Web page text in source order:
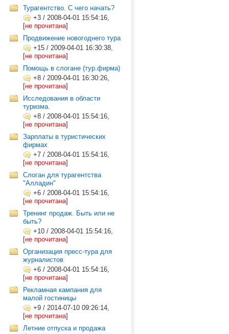
Турагентство. С чего начать?
+3 / 2008-04-01 15:54:16,
[не прочитана]
Продвижение новогоднего тура
+15 / 2009-04-01 16:30:38,
[не прочитана]
Помощь в слогане (тур.фирма)
+8 / 2009-04-01 16:30:26,
[не прочитана]
Исследования в области
туризма.
+8 / 2008-04-01 15:54:16,
[не прочитана]
Зарплаты в туристических
фирмах
+7 / 2008-04-01 15:54:16,
[не прочитана]
Слоган для турагентства
"Алладин"
+6 / 2008-04-01 15:54:16,
[не прочитана]
Тренинг продаж. Быть или не
быть?
+10 / 2008-04-01 15:54:16,
[не прочитана]
Организация пресс-тура для
журналистов
+6 / 2008-04-01 15:54:16,
[не прочитана]
Рекламная кампания для
малой гостиницы
+9 / 2014-07-10 09:26:14,
[не прочитана]
Летние отпуска и продажа